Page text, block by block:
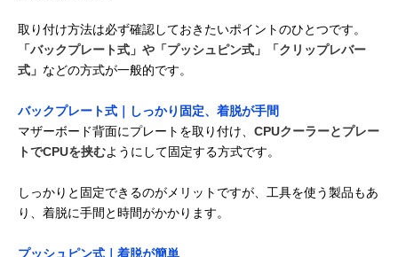
取り付け方法は必ず確認しておきたいポイントのひとつです。
「バックプレート式」や「プッシュピン式」「クリップレバー
式」 などの方式が一般的です。
バックプレート式｜しっかり固定、着脱が手間
マザーボード背面にプレートを取り付け、 CPUクーラーとプレー
トでCPUを挟むようにして固定する方式です。
しっかりと固定できるのがメリットですが、工具を使う製品もあ
り、着脱に手間と時間がかかります。
プッシュピン式｜着脱が簡単